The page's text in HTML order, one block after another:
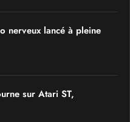
nerveux lancé à pleine
sur Atari ST,